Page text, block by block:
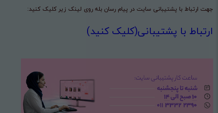
جهت ارتباط با پشتیبانی سایت در پیام رسان بله روی لینک زیر کلیک کنید:
ارتباط با پشتیبانی(کلیک کنید)